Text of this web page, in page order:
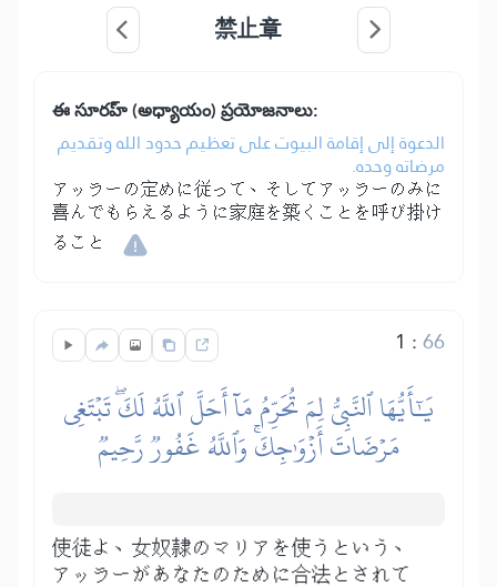
禁止章
ఈ సూరహ్ (అధ్యాయం) ప్రయోజనాలు:
الدعوة إلى إقامة البيوت على تعظيم حدود الله وتقديم
مرضاته وحده.
アッラーの定めに従って、そしてアッラーのみに
喜んでもらえるように家庭を築くことを呼び掛け
ること
1 :66
يَٰٓأَيُّهَا ٱلنَّبِيُّ لِمَ تُحَرِّمُ مَآ أَحَلَّ ٱللَّهُ لَكَۖ تَبۡتَغِي
مَرۡضَاتَ أَزۡوَٰجِكَۚ وَٱللَّهُ غَفُورٞ رَّحِيمٞ
使徒よ、女奴隷のマリアを使うという、
アッラーがあなたのために合法とされて